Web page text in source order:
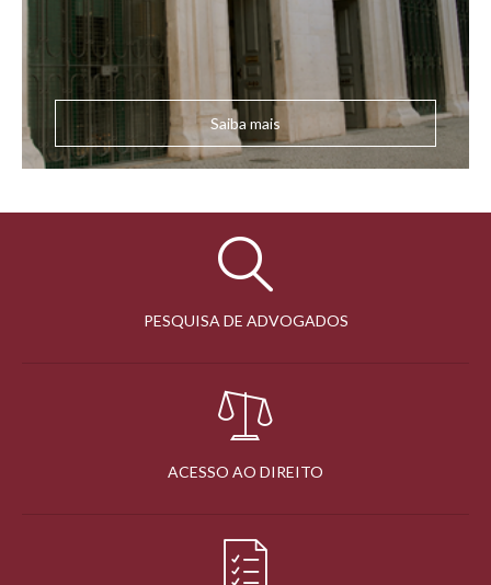
Saiba mais
PESQUISA DE ADVOGADOS
ACESSO AO DIREITO